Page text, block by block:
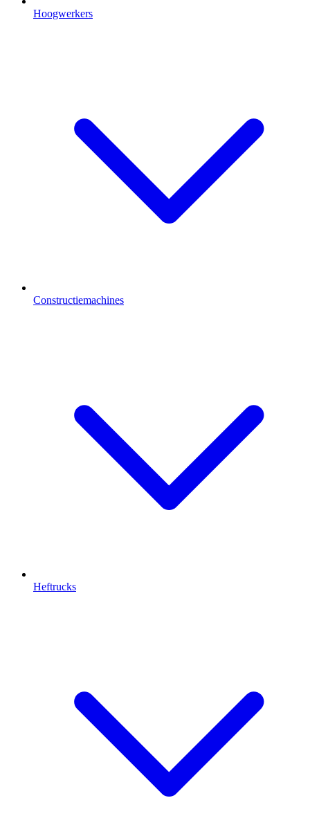
Hoogwerkers
Constructiemachines
Heftrucks